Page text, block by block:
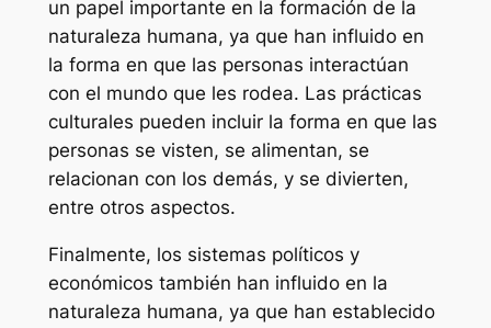
un papel importante en la formación de la
naturaleza humana, ya que han influido en
la forma en que las personas interactúan
con el mundo que les rodea. Las prácticas
culturales pueden incluir la forma en que las
personas se visten, se alimentan, se
relacionan con los demás, y se divierten,
entre otros aspectos.
Finalmente, los sistemas políticos y
económicos también han influido en la
naturaleza humana, ya que han establecido